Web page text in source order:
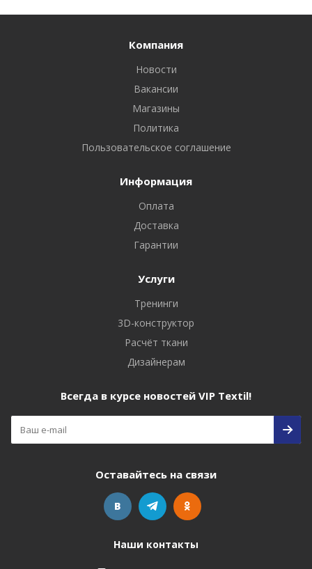
Компания
Новости
Вакансии
Магазины
Политика
Пользовательское соглашение
Информация
Оплата
Доставка
Гарантии
Услуги
Тренинги
3D-конструктор
Расчёт ткани
Дизайнерам
Всегда в курсе новостей VIP Textil!
Оставайтесь на связи
Наши контакты